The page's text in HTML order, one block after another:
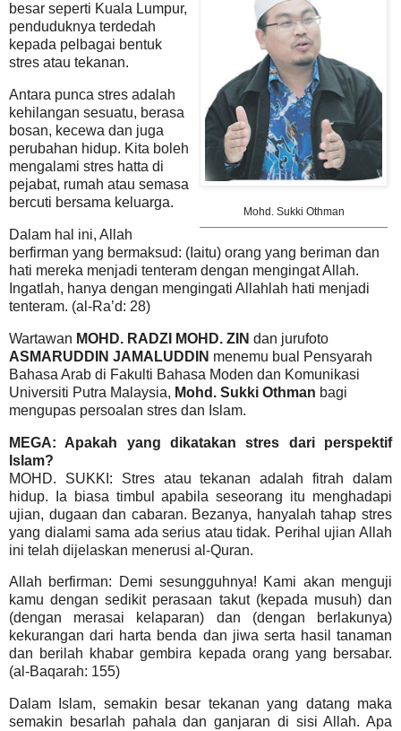
Mohd. Sukki Othman
besar seperti Kuala Lumpur,
penduduknya terdedah
kepada pelbagai bentuk
stres atau tekanan.
Antara punca stres adalah
kehilangan sesuatu, berasa
bosan, kecewa dan juga
perubahan hidup. Kita boleh
mengalami stres hatta di
pejabat, rumah atau semasa
bercuti bersama keluarga.
Dalam hal ini, Allah
berfirman yang bermaksud: (Iaitu) orang yang beriman dan
hati mereka menjadi tenteram dengan mengingat Allah.
Ingatlah, hanya dengan mengingati Allahlah hati menjadi
tenteram. (al-Ra’d: 28)
Wartawan MOHD. RADZI MOHD. ZIN dan jurufoto
ASMARUDDIN JAMALUDDIN menemu bual Pensyarah
Bahasa Arab di Fakulti Bahasa Moden dan Komunikasi
Universiti Putra Malaysia, Mohd. Sukki Othman bagi
mengupas persoalan stres dan Islam.
MEGA: Apakah yang dikatakan stres dari perspektif
Islam?
MOHD. SUKKI: Stres atau tekanan adalah fitrah dalam
hidup. Ia biasa timbul apabila seseorang itu menghadapi
ujian, dugaan dan cabaran. Bezanya, hanyalah tahap stres
yang dialami sama ada serius atau tidak. Perihal ujian Allah
ini telah dijelaskan menerusi al-Quran.
Allah berfirman: Demi sesungguhnya! Kami akan menguji
kamu dengan sedikit perasaan takut (kepada musuh) dan
(dengan merasai kelaparan) dan (dengan berlakunya)
kekurangan dari harta benda dan jiwa serta hasil tanaman
dan berilah khabar gembira kepada orang yang bersabar.
(al-Baqarah: 155)
Dalam Islam, semakin besar tekanan yang datang maka
semakin besarlah pahala dan ganjaran di sisi Allah. Apa